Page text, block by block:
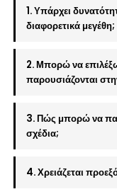
1. Υπάρχει
διαφορετικά μεγέθη;
2. Μπορώ να
παρουσιάζονται
3. Πώς μπορώ να
σχέδια;
4. Χρειάζεται